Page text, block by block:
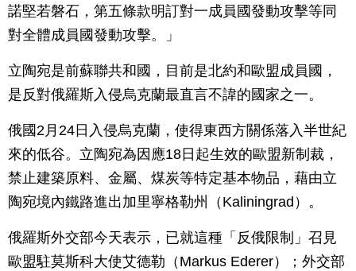
諾堅若磐石，第五條款明訂對一成員國發動攻擊等同
對全體成員國發動攻擊。」
立陶宛是前蘇聯共和國，目前是北約和歐盟成員國，
是反對俄羅斯入侵烏克蘭最直言不諱的國家之一。
俄國2月24日入侵烏克蘭，使得東西方關係落入半世紀
來的低谷。立陶宛為因應18日起生效的歐盟新制裁，
禁止建築原料、金屬、煤炭等特定基本物品，藉由立
陶宛境內鐵路進出加里寧格勒州（Kaliningrad）。
俄羅斯外交部今天表示，已就這種「反俄限制」召見
歐盟駐莫斯科大使艾德勒（Markus Ederer）；外交部